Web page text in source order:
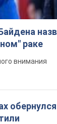
раке
внимания